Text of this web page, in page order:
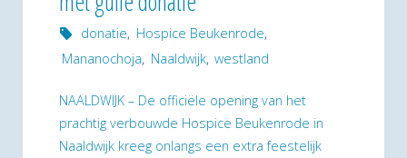
Westland
Reünie!"
donatie, Hospice Beukenrode,
Mananochoja, Naaldwijk, westland
NAALDWIJK – De officiële opening van het
prachtig verbouwde Hospice Beukenrode in
Naaldwijk kreeg onlangs een extra feestelijk